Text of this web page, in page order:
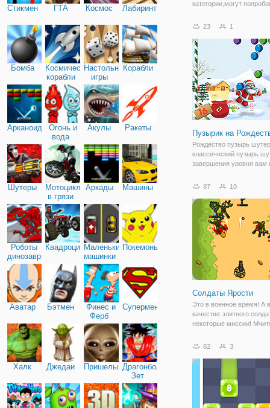
Стикмен ГТА Космос Лабиринты
Бомба
Космические
корабли
Настольные
игры
Корабли
Арканоид
Огонь и
вода
Акулы Ракеты
Шутеры
Мотоциклы
в грязи
Аркады Машины
Роботы
динозавры
КвадроциклыМаленькие
машинки
Покемоны
Аватар Бэтмен
Финес и
Ферб
Супермен
Халк Джедаи ПришельцыДрагонболл
Зет
категории,могут
"Двадцать". Это простая,
правилами. А
следующем. На поле
23 1
Пузырик на
Рождество пузырь шутер
классический пузырь
завершения уровня вам
Стрелять пузырь на
шариков одного выбить.
найдете
87 10
Солдаты Ярости
Это в военное время! А
качестве элитного
некоторые миссии!
стрелять всех врагов,
арсенал и раскрыть
82 3